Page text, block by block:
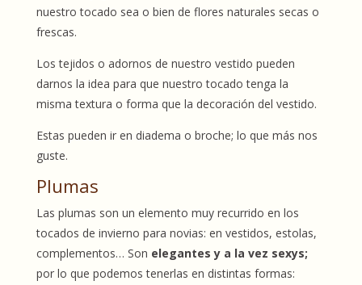
nuestro tocado sea o bien de flores naturales secas o
frescas.
Los tejidos o adornos de nuestro vestido pueden
darnos la idea para que nuestro tocado tenga la
misma textura o forma que la decoración del vestido.
Estas pueden ir en diadema o broche; lo que más nos
guste.
Plumas
Las plumas son un elemento muy recurrido en los
tocados de invierno para novias: en vestidos, estolas,
complementos… Son elegantes y a la vez sexys;
por lo que podemos tenerlas en distintas formas: